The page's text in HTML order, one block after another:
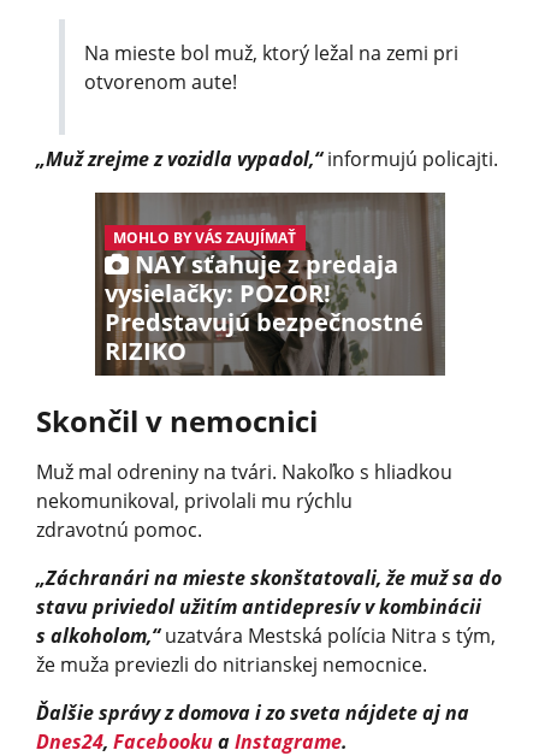
Na mieste bol muž, ktorý ležal na zemi pri
otvorenom aute!
„Muž zrejme z vozidla vypadol,“informujú policajti.
MOHLO BY VÁS ZAUJÍMAŤ
NAY sťahuje z predaja
vysielačky: POZOR!
Predstavujú bezpečnostné
RIZIKO
Skončil v nemocnici
Muž mal odreniny na tvári. Nakoľko s hliadkou
nekomunikoval, privolali mu rýchlu
zdravotnú pomoc.
„Záchranári na mieste skonštatovali, že muž sa do
stavu priviedol užitím antidepresív v kombinácii
s alkoholom,“uzatvára Mestská polícia Nitra s tým,
že muža previezli do nitrianskej nemocnice.
Ďalšie správy z domova i zo sveta nájdete aj na
Dnes24, FacebookuaInstagrame.